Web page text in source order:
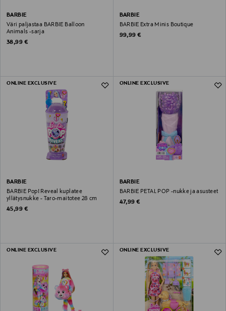
BARBIE
Väri paljastaa BARBIE Balloon
Animals -sarja
Original Price
38,99 €
BARBIE
BARBIE Extra Minis Boutique
Original Price
99,99 €
ONLINE EXCLUSIVE
BARBIE
BARBIE️ Pop! Reveal kuplatee
yllätysnukke - Taro-maitotee 28 cm
Original Price
45,99 €
ONLINE EXCLUSIVE
BARBIE
BARBIE PETAL POP -nukke ja asusteet
Original Price
47,99 €
ONLINE EXCLUSIVE ONLINE EXCLUSIVE